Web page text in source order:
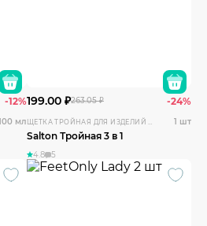
-12%
мл
199.00 ₽263.05 ₽ -24%
ЩЕТКА ТРОЙНАЯ ДЛЯ ИЗДЕЛИЙ ИЗ ЗАМШИ И НУБУКА 1 шт
Salton Тройная 3 в 1
4.8 5